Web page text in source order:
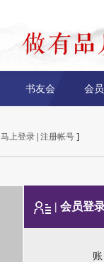
书友会 会
马上登录 注册帐号 ]
| 会员登
账